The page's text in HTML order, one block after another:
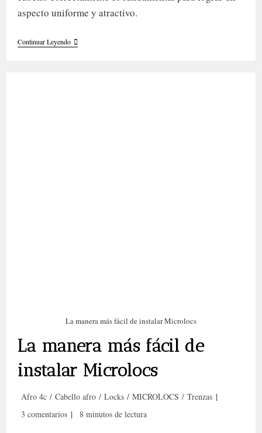
aspecto uniforme y atractivo.
Continuar LeyendoCómo
Dividir
La manera más fácil de instalar Microlocs
La manera más fácil de
instalar Microlocs
Categoría
la
Afro 4c / Cabello afro / Locks / MICROLOCS / Trenzas
Comentarios
3 comentarios
Tiempo
8 minutos de lectura